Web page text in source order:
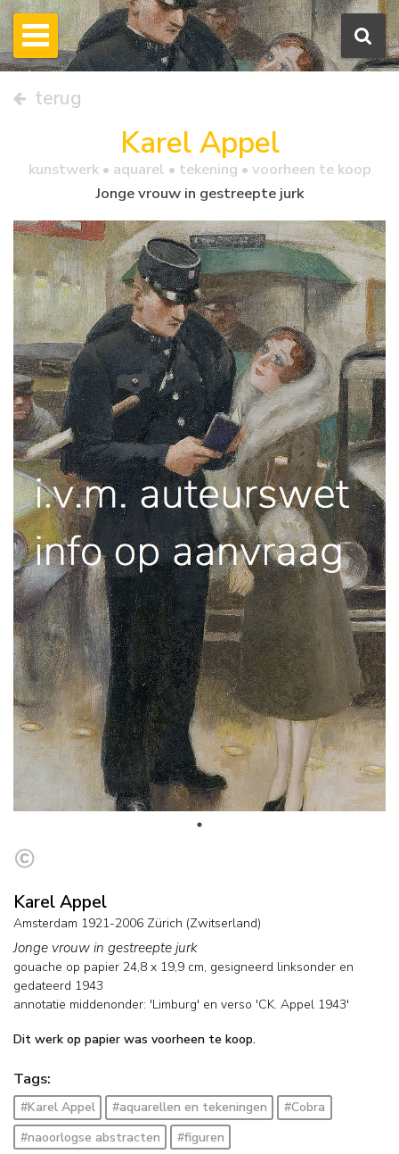
terug
Karel Appel
kunstwerk • aquarel • tekening • voorheen te koop
Jonge vrouw in gestreepte jurk
Karel Appel
Amsterdam 1921-2006 Zürich (Zwitserland)
Jonge vrouw in gestreepte jurk
gouache op papier 24,8 x 19,9 cm, gesigneerd linksonder en
gedateerd 1943
annotatie middenonder: 'Limburg' en verso 'CK. Appel 1943'
Dit werk op papier was voorheen te koop.
Tags:
#Karel Appel #aquarellen en tekeningen
#Cobra
#naoorlogse abstracten
#figuren